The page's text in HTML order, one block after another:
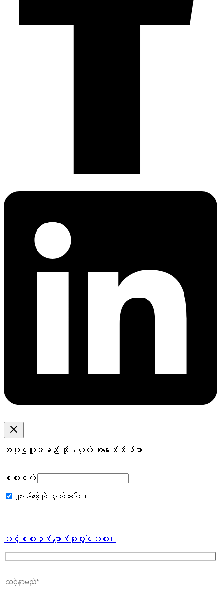
အသုံးပြုသူအမည် သို့မဟုတ် အီးမေးလ်လိပ်စာ
စကားဝှက်
ကျွန်တော့်ကို မှတ်ထားပါ။
သင့်စကားဝှက် ပျောက်ဆုံးသွားပါသလား။